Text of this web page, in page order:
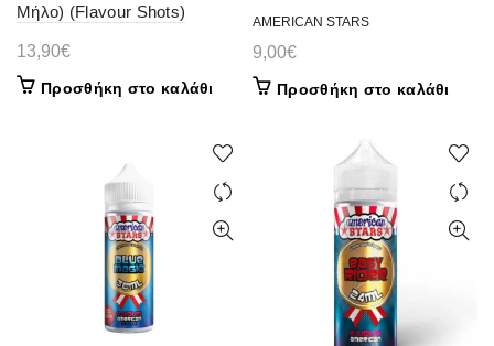
Μήλο) (Flavour Shots)
13,90€
Προσθήκη στο καλάθι
AMERICAN STARS
9,00€
Προσθήκη στο καλάθι